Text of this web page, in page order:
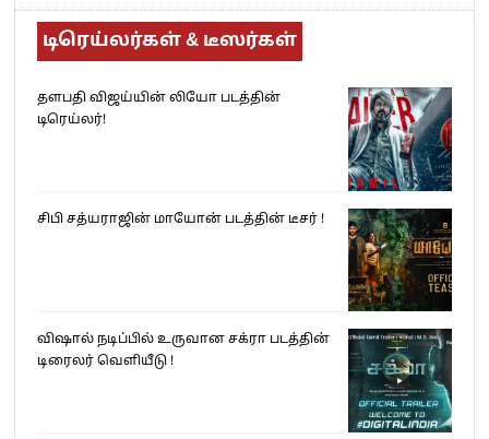
டிரெய்லர்கள் & டீஸர்கள்
தளபதி விஜய்யின் லியோ படத்தின்
டிரெய்லர்!
சிபி சத்யராஜின் மாயோன் படத்தின் டீசர் !
விஷால் நடிப்பில் உருவான சக்ரா படத்தின்
டிரைலர் வெளியீடு !